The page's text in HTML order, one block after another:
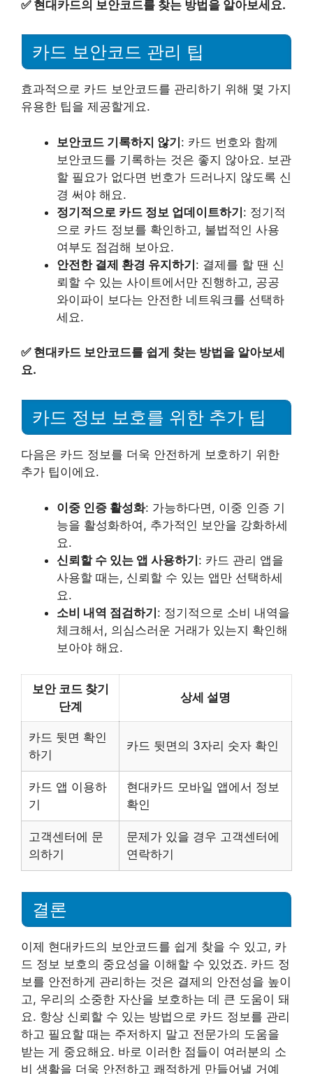
✅ 현대카드의 보안코드를 찾는 방법을 알아보세요.
카드 보안코드 관리 팁
효과적으로 카드 보안코드를 관리하기 위해 몇 가지
유용한 팁을 제공할게요.
보안코드 기록하지 않기: 카드 번호와 함께
보안코드를 기록하는 것은 좋지 않아요. 보관
할 필요가 없다면 번호가 드러나지 않도록 신
경 써야 해요.
정기적으로 카드 정보 업데이트하기: 정기적
으로 카드 정보를 확인하고, 불법적인 사용
여부도 점검해 보아요.
안전한 결제 환경 유지하기: 결제를 할 땐 신
뢰할 수 있는 사이트에서만 진행하고, 공공
와이파이 보다는 안전한 네트워크를 선택하
세요.
✅ 현대카드 보안코드를 쉽게 찾는 방법을 알아보세
요.
카드 정보 보호를 위한 추가 팁
다음은 카드 정보를 더욱 안전하게 보호하기 위한
추가 팁이에요.
이중 인증 활성화: 가능하다면, 이중 인증 기
능을 활성화하여, 추가적인 보안을 강화하세
요.
신뢰할 수 있는 앱 사용하기: 카드 관리 앱을
사용할 때는, 신뢰할 수 있는 앱만 선택하세
요.
소비 내역 점검하기: 정기적으로 소비 내역을
체크해서, 의심스러운 거래가 있는지 확인해
보아야 해요.
보안 코드 찾기
단계
상세 설명
카드 뒷면 확인
하기
카드 뒷면의 3자리 숫자 확인
카드 앱 이용하
기
현대카드 모바일 앱에서 정보
확인
고객센터에 문
의하기
문제가 있을 경우 고객센터에
연락하기
결론
이제 현대카드의 보안코드를 쉽게 찾을 수 있고, 카
드 정보 보호의 중요성을 이해할 수 있었죠. 카드 정
보를 안전하게 관리하는 것은 결제의 안전성을 높이
고, 우리의 소중한 자산을 보호하는 데 큰 도움이 돼
요. 항상 신뢰할 수 있는 방법으로 카드 정보를 관리
하고 필요할 때는 주저하지 말고 전문가의 도움을
받는 게 중요해요. 바로 이러한 점들이 여러분의 소
비 생활을 더욱 안전하고 쾌적하게 만들어낼 거예